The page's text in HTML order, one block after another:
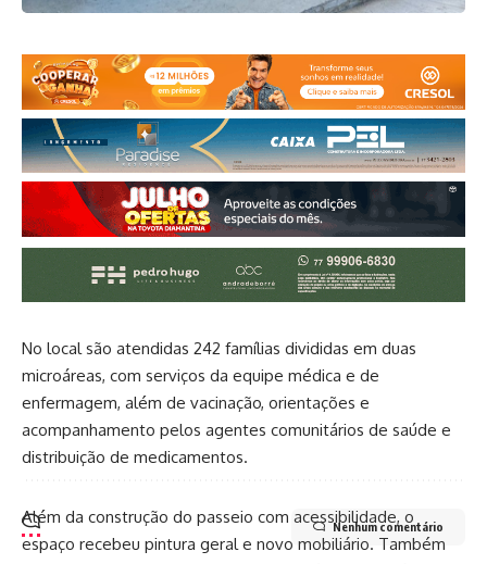
No local são atendidas 242 famílias divididas em duas
microáreas, com serviços da equipe médica e de
enfermagem, além de vacinação, orientações e
acompanhamento pelos agentes comunitários de saúde e
distribuição de medicamentos.
Além da construção do passeio com acessibilidade, o
espaço recebeu pintura geral e novo mobiliário. Também
Nenhum comentário